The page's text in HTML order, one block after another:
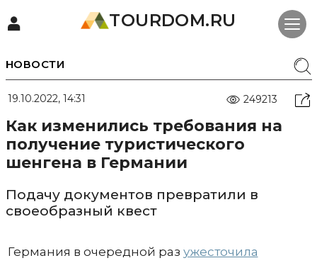
TOURDOM.RU
НОВОСТИ
19.10.2022, 14:31 249213
Как изменились требования на
получение туристического
шенгена в Германии
Подачу документов превратили в
своеобразный квест
Германия в очередной раз ужесточила